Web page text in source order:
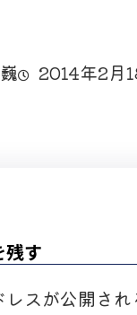
2014年2月
残す
レスが公開さ